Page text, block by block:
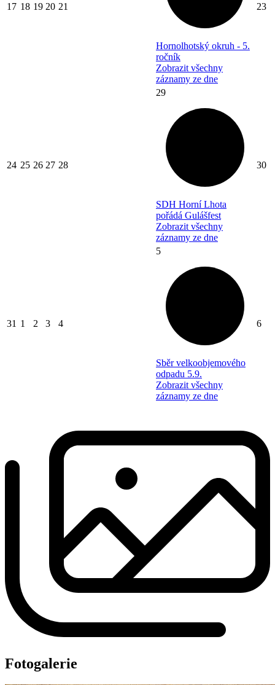
17 18 19 20 21
Hornolhotský okruh - 5.
ročník
Zobrazit všechny
záznamy ze dne
23
24 25 26 27 28
29
SDH Horní Lhota
pořádá Gulášfest
Zobrazit všechny
záznamy ze dne
30
31 1 2 3 4
5
Sběr velkoobjemového
odpadu 5.9.
Zobrazit všechny
záznamy ze dne
6
Fotogalerie